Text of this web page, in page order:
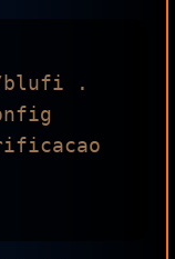
blufi .